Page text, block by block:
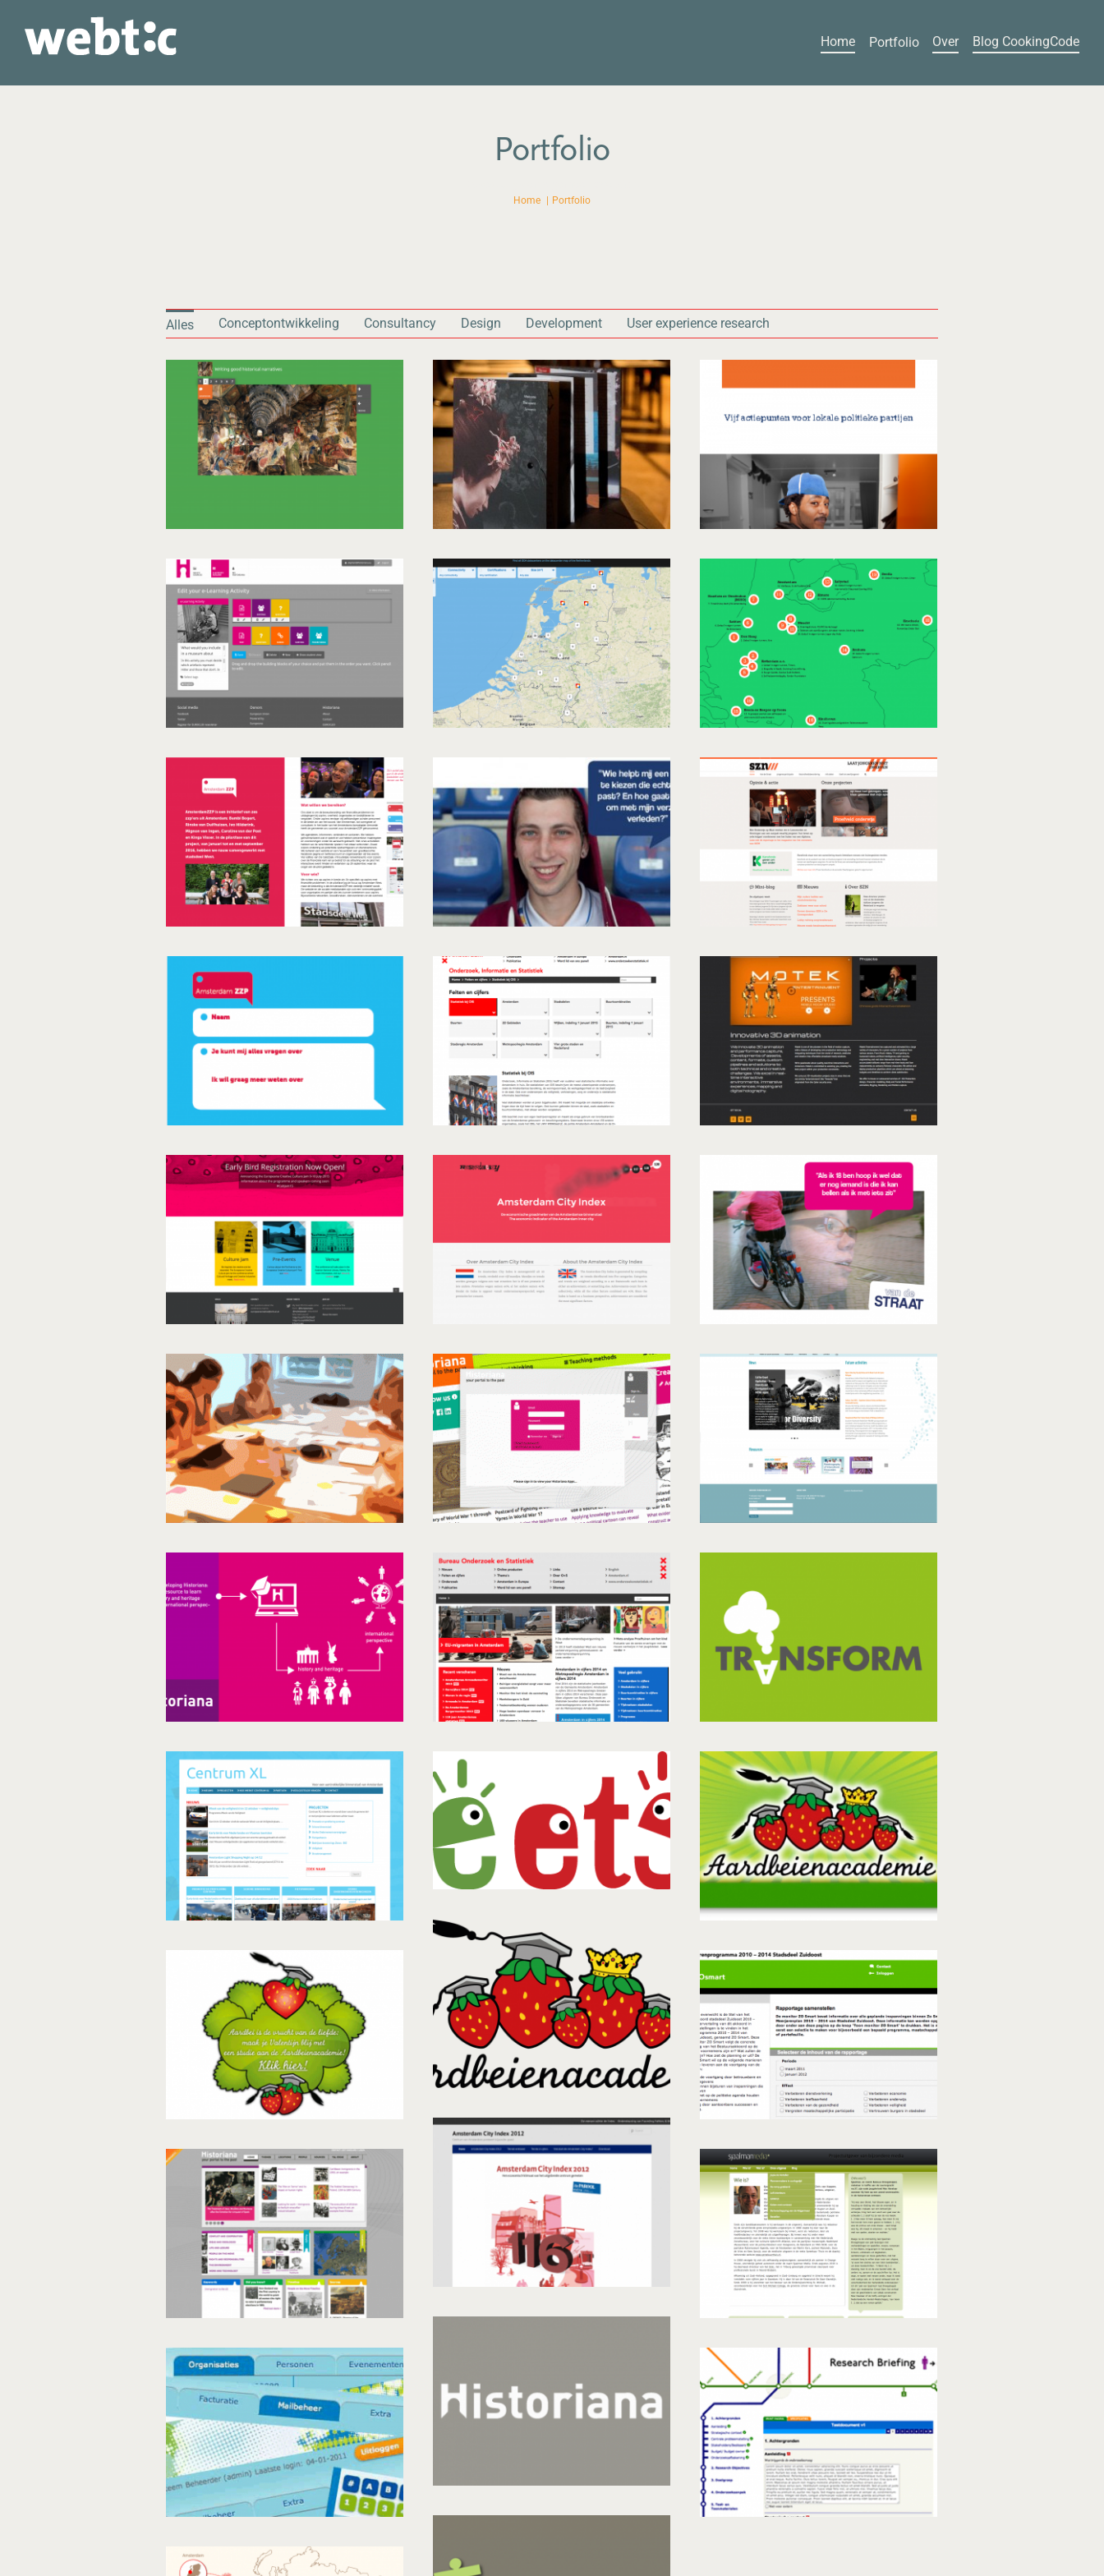
naar
inhoud
Home Portfolio Over Blog CookingCode
Portfolio
Home Portfolio
Alles Conceptontwikkeling Consultancy Design Development User experience research